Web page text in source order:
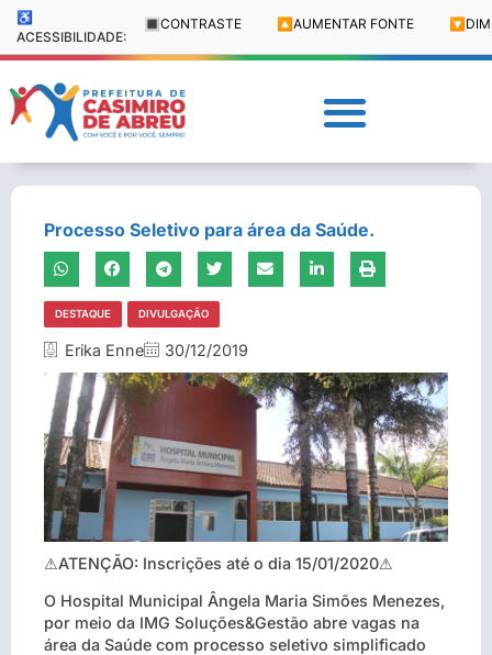
♿
ACESSIBILIDADE:
🔳 CONTRASTE 🔼 AUMENTAR FONTE 🔽
Processo Seletivo para área da Saúde.
DESTAQUE DIVULGAÇÃO
Erika Enne 30/12/2019
⚠ATENÇÃO: Inscrições até o dia 15/01/2020⚠
O Hospital Municipal Ângela Maria Simões Menezes,
por meio da IMG Soluções&Gestão abre vagas na
área da Saúde com processo seletivo simplificado